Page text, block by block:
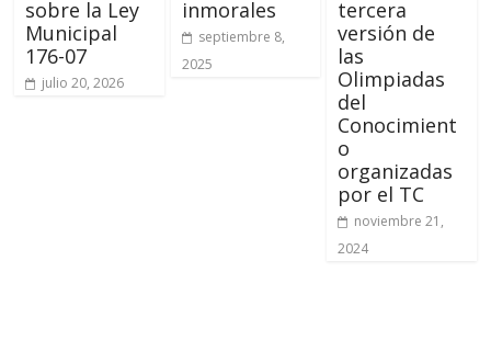
sobre la Ley
Municipal
176-07
julio 20, 2026
inmorales
septiembre 8,
2025
tercera
versión de
las
Olimpiadas
del
Conocimient
o
organizadas
por el TC
noviembre 21,
2024